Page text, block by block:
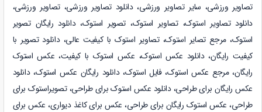
تصاویر ورزشی، سایر تصاویر ورزشی، دانلود تصاویر ورزشی، تصاویر ورزشی،
دانلود تصاویر استوک، تصاویر استوک، تصویر استوک، دانلود رایگان تصویر
استوک، مرجع تصایر استوک، تصاویر استوک با کیفیت عالی، دانلود تصویر با
کیفیت رایگان، دانلود عکس استوک، عکس استوک با کیفیت، عکس استوک
رایگان، مرجع عکس استوک، فایل استوک، دانلود رایگان عکس استوک، دانلود
عکس رایگان برای طراحی، دانلود عکس استوک برای طراحی، تصویراستوک برای
طراحی، عکس استوک رایگان برای طراحی، عکس برای کاغذ دیواری، عکس برای